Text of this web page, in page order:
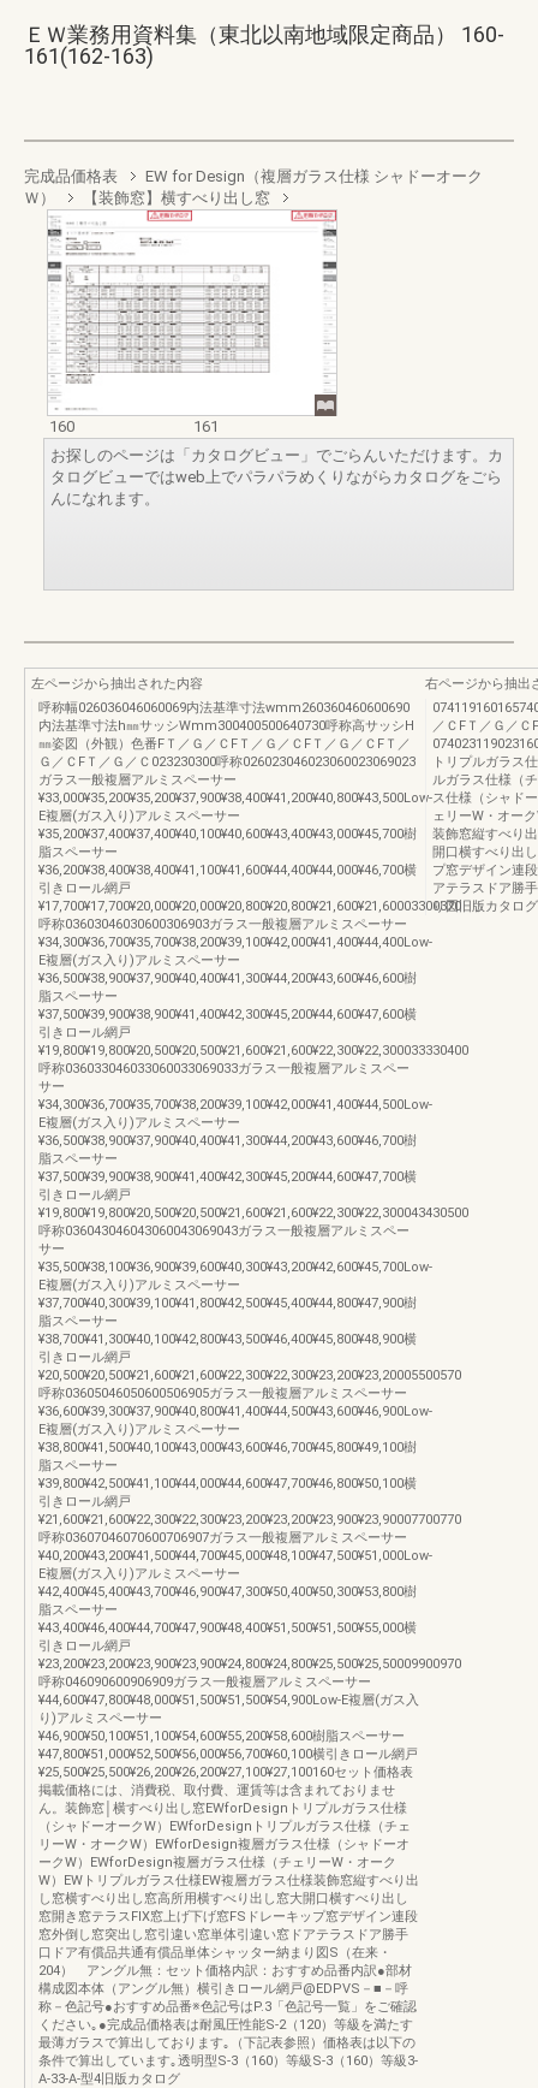
ＥＷ業務用資料集（東北以南地域限定商品） 160-
161(162-163)
完成品価格表
EW for Design（複層ガラス仕様 シャドーオーク
Ｗ）
【装飾窓】横すべり出し窓
160
161
お探しのページは「カタログビュー」でごらんいただけます。カ
タログビューではweb上でパラパラめくりながらカタログをごら
んになれます。
左ページから抽出された内容
呼称幅026036046060069内法基準寸法wmm260360460600690
内法基準寸法h㎜サッシWmm300400500640730呼称高サッシH
㎜姿図（外観）色番FＴ／Ｇ／ＣFＴ／Ｇ／ＣFＴ／Ｇ／ＣFＴ／
Ｇ／ＣFＴ／Ｇ／Ｃ023230300呼称026023046023060023069023
ガラス一般複層アルミスペーサー
¥33,000¥35,200¥35,200¥37,900¥38,400¥41,200¥40,800¥43,500Low-
E複層(ガス入り)アルミスペーサー
¥35,200¥37,400¥37,400¥40,100¥40,600¥43,400¥43,000¥45,700樹
脂スペーサー
¥36,200¥38,400¥38,400¥41,100¥41,600¥44,400¥44,000¥46,700横
引きロール網戸
¥17,700¥17,700¥20,000¥20,000¥20,800¥20,800¥21,600¥21,60003300370
呼称03603046030600306903ガラス一般複層アルミスペーサー
¥34,300¥36,700¥35,700¥38,200¥39,100¥42,000¥41,400¥44,400Low-
E複層(ガス入り)アルミスペーサー
¥36,500¥38,900¥37,900¥40,400¥41,300¥44,200¥43,600¥46,600樹
脂スペーサー
¥37,500¥39,900¥38,900¥41,400¥42,300¥45,200¥44,600¥47,600横
引きロール網戸
¥19,800¥19,800¥20,500¥20,500¥21,600¥21,600¥22,300¥22,300033330400
呼称036033046033060033069033ガラス一般複層アルミスペー
サー
¥34,300¥36,700¥35,700¥38,200¥39,100¥42,000¥41,400¥44,500Low-
E複層(ガス入り)アルミスペーサー
¥36,500¥38,900¥37,900¥40,400¥41,300¥44,200¥43,600¥46,700樹
脂スペーサー
¥37,500¥39,900¥38,900¥41,400¥42,300¥45,200¥44,600¥47,700横
引きロール網戸
¥19,800¥19,800¥20,500¥20,500¥21,600¥21,600¥22,300¥22,300043430500
呼称036043046043060043069043ガラス一般複層アルミスペー
サー
¥35,500¥38,100¥36,900¥39,600¥40,300¥43,200¥42,600¥45,700Low-
E複層(ガス入り)アルミスペーサー
¥37,700¥40,300¥39,100¥41,800¥42,500¥45,400¥44,800¥47,900樹
脂スペーサー
¥38,700¥41,300¥40,100¥42,800¥43,500¥46,400¥45,800¥48,900横
引きロール網戸
¥20,500¥20,500¥21,600¥21,600¥22,300¥22,300¥23,200¥23,20005500570
呼称03605046050600506905ガラス一般複層アルミスペーサー
¥36,600¥39,300¥37,900¥40,800¥41,400¥44,500¥43,600¥46,900Low-
E複層(ガス入り)アルミスペーサー
¥38,800¥41,500¥40,100¥43,000¥43,600¥46,700¥45,800¥49,100樹
脂スペーサー
¥39,800¥42,500¥41,100¥44,000¥44,600¥47,700¥46,800¥50,100横
引きロール網戸
¥21,600¥21,600¥22,300¥22,300¥23,200¥23,200¥23,900¥23,90007700770
呼称03607046070600706907ガラス一般複層アルミスペーサー
¥40,200¥43,200¥41,500¥44,700¥45,000¥48,100¥47,500¥51,000Low-
E複層(ガス入り)アルミスペーサー
¥42,400¥45,400¥43,700¥46,900¥47,300¥50,400¥50,300¥53,800樹
脂スペーサー
¥43,400¥46,400¥44,700¥47,900¥48,400¥51,500¥51,500¥55,000横
引きロール網戸
¥23,200¥23,200¥23,900¥23,900¥24,800¥24,800¥25,500¥25,50009900970
呼称046090600906909ガラス一般複層アルミスペーサー
¥44,600¥47,800¥48,000¥51,500¥51,500¥54,900Low-E複層(ガス入
り)アルミスペーサー
¥46,900¥50,100¥51,100¥54,600¥55,200¥58,600樹脂スペーサー
¥47,800¥51,000¥52,500¥56,000¥56,700¥60,100横引きロール網戸
¥25,500¥25,500¥26,200¥26,200¥27,100¥27,100160セット価格表
掲載価格には、消費税、取付費、運賃等は含まれておりませ
ん。装飾窓│横すべり出し窓EWforDesignトリプルガラス仕様
（シャドーオークW）EWforDesignトリプルガラス仕様（チェ
リーW・オークW）EWforDesign複層ガラス仕様（シャドーオ
ークW）EWforDesign複層ガラス仕様（チェリーW・オーク
W）EWトリプルガラス仕様EW複層ガラス仕様装飾窓縦すべり出
し窓横すべり出し窓高所用横すべり出し窓大開口横すべり出し
窓開き窓テラスFIX窓上げ下げ窓FSドレーキップ窓デザイン連段
窓外倒し窓突出し窓引違い窓単体引違い窓ドアテラスドア勝手
口ドア有償品共通有償品単体シャッター納まり図S（在来・
204） アングル無：セット価格内訳：おすすめ品番内訳●部材
構成図本体（アングル無）横引きロール網戸@EDPVS－■－呼
称－色記号●おすすめ品番※色記号はP.3「色記号一覧」をご確認
ください｡●完成品価格表は耐風圧性能S-2（120）等級を満たす
最薄ガラスで算出しております｡（下記表参照）価格表は以下の
条件で算出しています｡透明型S-3（160）等級S-3（160）等級3-
A-33-A-型4旧版カタログ
右ページから抽出
／ＣFＴ／Ｇ／Ｃ
トリプルガラス
ルガラス仕様（
ス仕様（シャド
ェリーW・オー
装飾窓縦すべり
開口横すべり出
プ窓デザイン連
アテラスドア勝
り図旧版カタログ